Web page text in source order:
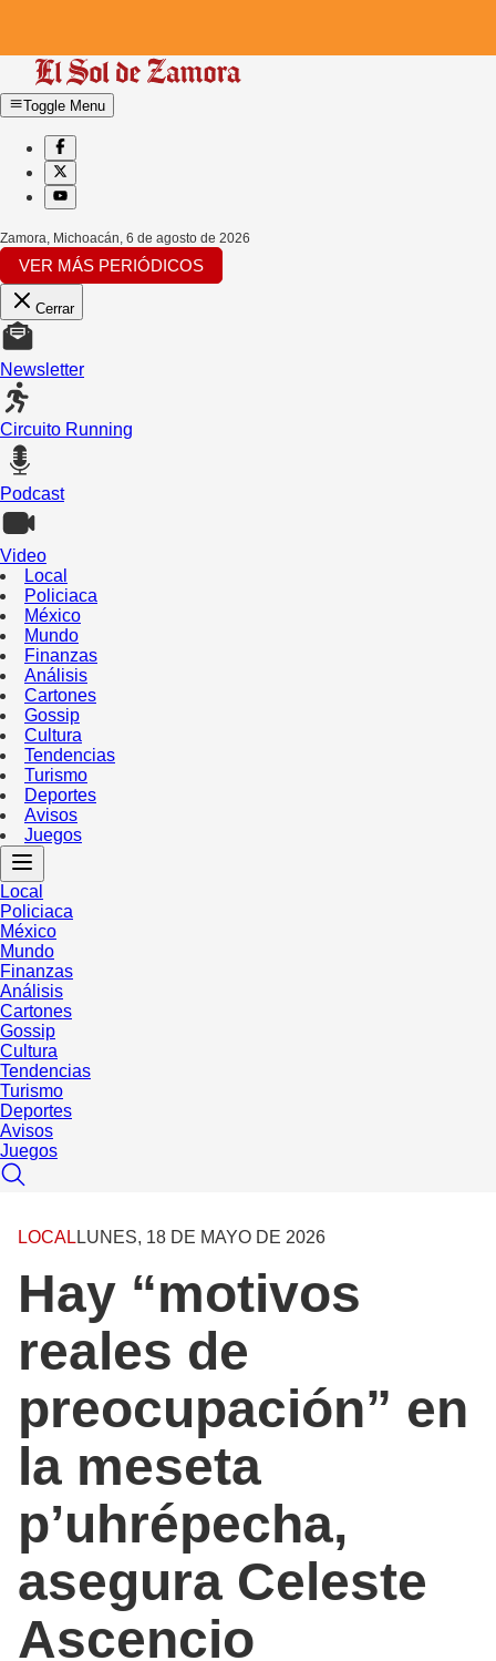
Toggle Menu
Zamora, Michoacán, 6 de agosto de 2026
VER MÁS PERIÓDICOS
Cerrar
Newsletter
Circuito Running
Podcast
Video
Local
Policiaca
México
Mundo
Finanzas
Análisis
Cartones
Gossip
Cultura
Tendencias
Turismo
Deportes
Avisos
Juegos
Local
Policiaca
México
Mundo
Finanzas
Análisis
Cartones
Gossip
Cultura
Tendencias
Turismo
Deportes
Avisos
Juegos
LOCAL LUNES, 18 DE MAYO DE 2026
Hay “motivos
reales de
preocupación” en
la meseta
p’uhrépecha,
asegura Celeste
Ascencio